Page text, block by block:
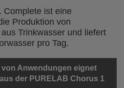
Complete ist eine
Produktion von
Trinkwasser und liefert
pro Tag.
von Anwendungen eignet
der PURELAB Chorus 1